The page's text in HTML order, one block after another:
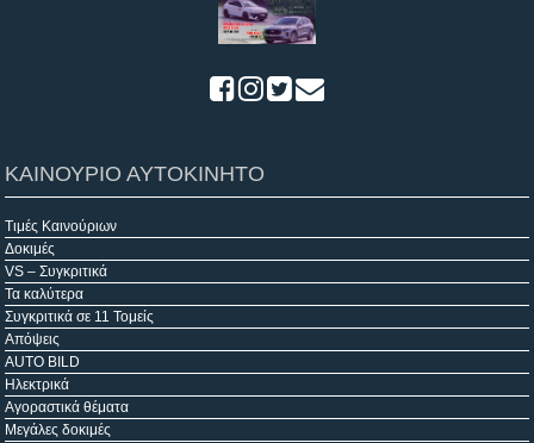
ΚΑΙΝΟΥΡΙΟ ΑΥΤΟΚΙΝΗΤΟ
Τιμές Καινούριων
Δοκιμές
VS – Συγκριτικά
Τα καλύτερα
Συγκριτικά σε 11 Τομείς
Απόψεις
AUTO BILD
Ηλεκτρικά
Αγοραστικά θέματα
Μεγάλες δοκιμές